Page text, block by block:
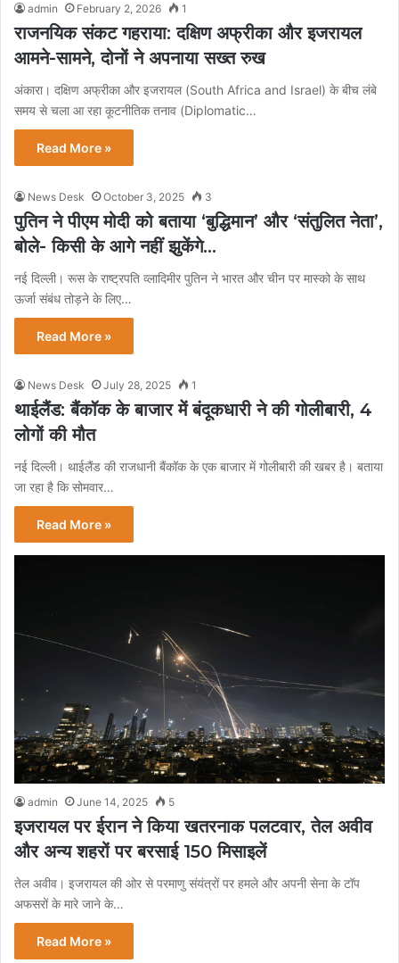
admin February 2, 2026 1
राजनयिक संकट गहराया: दक्षिण अफ्रीका और इजरायल
आमने-सामने, दोनों ने अपनाया सख्त रुख
अंकारा। दक्षिण अफ्रीका और इजरायल (South Africa and Israel) के बीच लंबे
समय से चला आ रहा कूटनीतिक तनाव (Diplomatic…
Read More »
News Desk October 3, 2025 3
पुतिन ने पीएम मोदी को बताया ‘बुद्धिमान’ और ‘संतुलित नेता’,
बोले- किसी के आगे नहीं झुकेंगे…
नई दिल्ली। रूस के राष्ट्रपति व्लादिमीर पुतिन ने भारत और चीन पर मास्को के साथ
ऊर्जा संबंध तोड़ने के लिए…
Read More »
News Desk July 28, 2025 1
थाईलैंड: बैंकॉक के बाजार में बंदूकधारी ने की गोलीबारी, 4
लोगों की मौत
नई दिल्ली। थाईलैंड की राजधानी बैंकॉक के एक बाजार में गोलीबारी की खबर है। बताया
जा रहा है कि सोमवार…
Read More »
admin June 14, 2025 5
इजरायल पर ईरान ने किया खतरनाक पलटवार, तेल अवीव
और अन्य शहरों पर बरसाई 150 मिसाइलें
तेल अवीव। इजरायल की ओर से परमाणु संयंत्रों पर हमले और अपनी सेना के टॉप
अफसरों के मारे जाने के…
Read More »